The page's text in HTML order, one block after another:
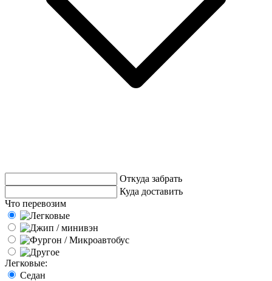
Откуда забрать
Куда доставить
Что перевозим
Легковые:
Седан